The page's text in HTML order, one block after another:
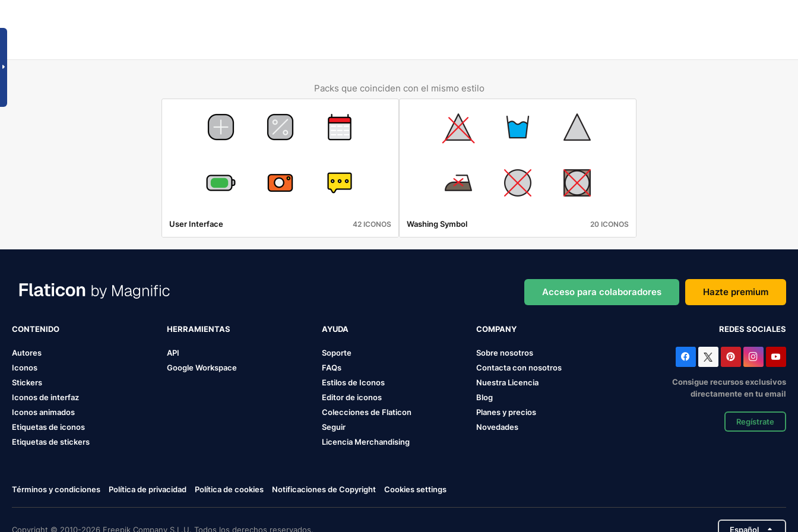
Packs que coinciden con el mismo estilo
User Interface 42 ICONOS Washing Symbol 20 ICONOS
Acceso para colaboradores Hazte premium
CONTENIDO
Autores
Iconos
Stickers
Iconos de interfaz
Iconos animados
Etiquetas de iconos
Etiquetas de stickers
HERRAMIENTAS
API
Google Workspace
AYUDA
Soporte
FAQs
Estilos de Iconos
Editor de iconos
Colecciones de Flaticon
Seguir
Licencia Merchandising
COMPANY
Sobre nosotros
Contacta con nosotros
Nuestra Licencia
Blog
Planes y precios
Novedades
REDES SOCIALES
Consigue recursos exclusivos
directamente en tu email
Regístrate
Términos y condiciones Política de privacidad Política de cookies Notificaciones de Copyright Cookies settings
Copyright © 2010-2026 Freepik Company S.L.U. Todos los derechos reservados. Español